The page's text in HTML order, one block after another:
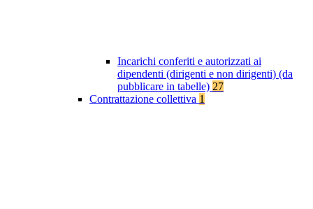
Incarichi conferiti e autorizzati ai
dipendenti (dirigenti e non dirigenti) (da
pubblicare in tabelle) 27
Contrattazione collettiva 1